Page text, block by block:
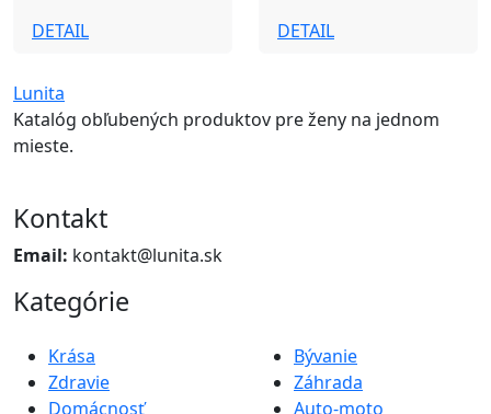
DETAIL DETAIL
Lunita
Katalóg obľubených produktov pre ženy na jednom
mieste.
Kontakt
Email: kontakt@lunita.sk
Kategórie
Krása
Zdravie
Domácnosť
Bývanie
Záhrada
Auto-moto